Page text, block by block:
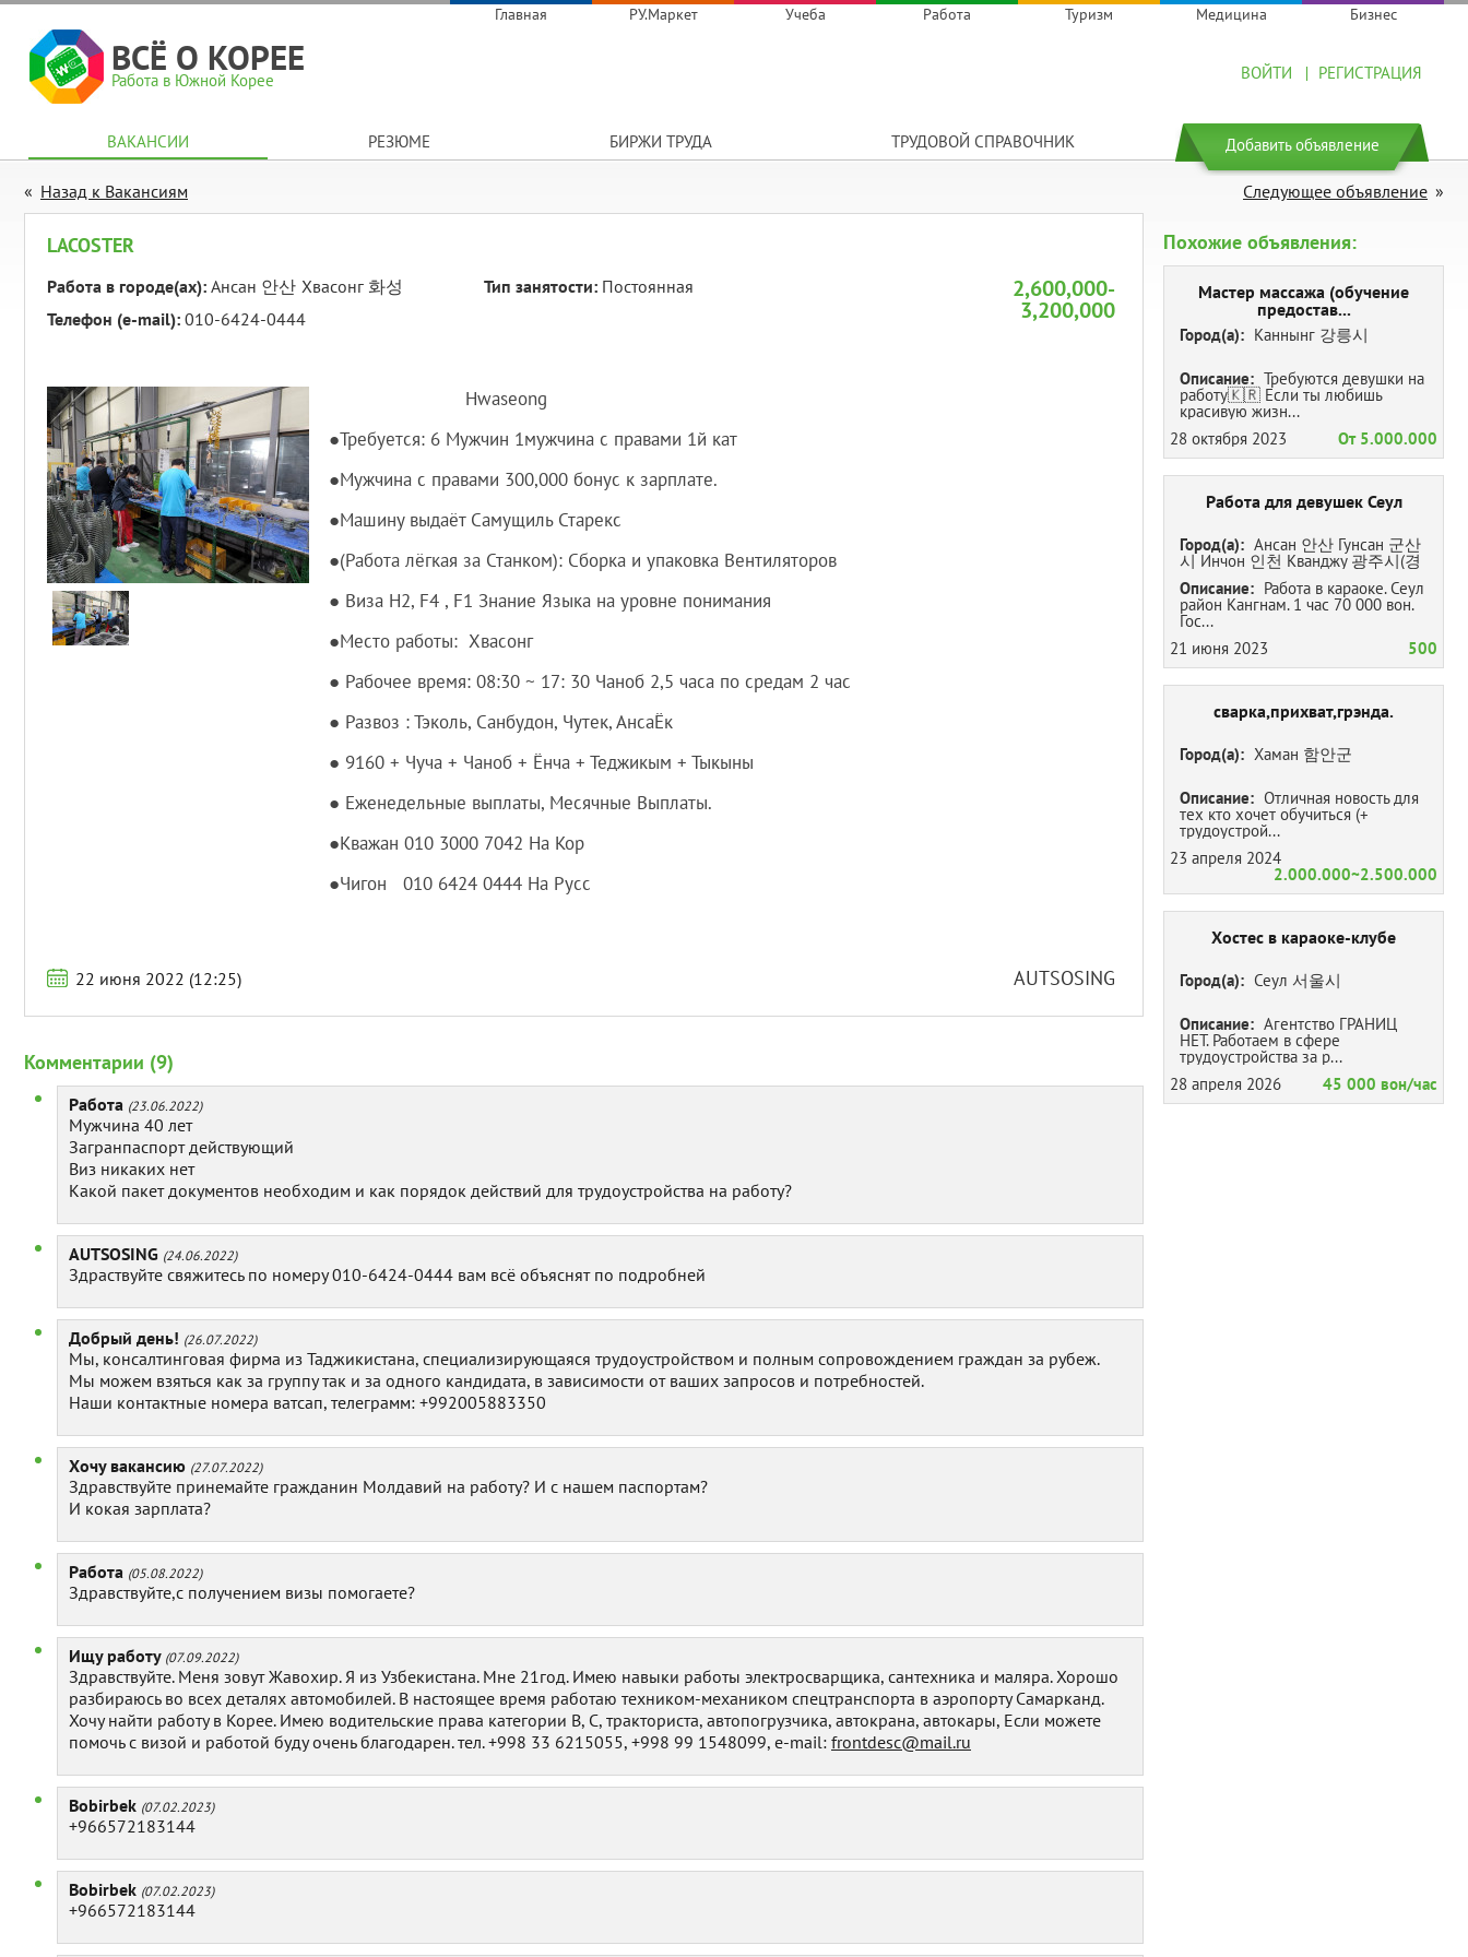
Главная РУ.Маркет Учеба Работа Туризм Медицина Бизнес
ВСЁ О КОРЕЕ
Работа в Южной Корее ВОЙТИ РЕГИСТРАЦИЯ
ВАКАНСИИ РЕЗЮМЕ БИРЖИ ТРУДА ТРУДОВОЙ СПРАВОЧНИК Добавить объявление
Назад к Вакансиям Следующее объявление
LACOSTER
Работа в городе(ах): Ансан 안산 Хвасонг 화성 Тип занятости: Постоянная
Телефон (e-mail): 010-6424-0444
2,600,000-
3,200,000
Hwaseong
●Требуется: 6 Мужчин 1мужчина с правами 1й кат
●Мужчина с правами 300,000 бонус к зарплате.
●Машину выдаёт Самущиль Старекс
●(Работа лёгкая за Станком): Сборка и упаковка Вентиляторов
● Виза H2, F4 , F1 Знание Языка на уровне понимания
●Место работы: Хвасонг
● Рабочее время: 08:30 ~ 17: 30 Чаноб 2,5 часа по средам 2 час
● Развоз : Тэколь, Санбудон, Чутек, АнсаЁк
● 9160 + Чуча + Чаноб + Ёнча + Теджикым + Тыкыны
● Еженедельные выплаты, Месячные Выплаты.
●Кважан 010 3000 7042 На Кор
●Чигон 010 6424 0444 На Русс
22 июня 2022 (12:25) AUTSOSING
Комментарии (9)
Работа (23.06.2022)
Мужчина 40 лет
Загранпаспорт действующий
Виз никаких нет
Какой пакет документов необходим и как порядок действий для трудоустройства на работу?
AUTSOSING (24.06.2022)
Здраствуйте свяжитесь по номеру 010-6424-0444 вам всё объяснят по подробней
Добрый день! (26.07.2022)
Мы, консалтинговая фирма из Таджикистана, специализирующаяся трудоустройством и полным сопровождением граждан за рубеж.
Мы можем взяться как за группу так и за одного кандидата, в зависимости от ваших запросов и потребностей.
Наши контактные номера ватсап, телеграмм: +992005883350
Хочу вакансию (27.07.2022)
Здравствуйте принемайте гражданин Молдавий на работу? И с нашем паспортам?
И кокая зарплата?
Работа (05.08.2022)
Здравствуйте,с получением визы помогаете?
Ищу работу (07.09.2022)
Здравствуйте. Меня зовут Жавохир. Я из Узбекистана. Мне 21год. Имею навыки работы электросварщика, сантехника и маляра. Хорошо
разбираюсь во всех деталях автомобилей. В настоящее время работаю техником-механиком спецтранспорта в аэропорту Самарканд.
Хочу найти работу в Корее. Имею водительские права категории В, С, тракториста, автопогрузчика, автокрана, автокары, Если можете
помочь с визой и работой буду очень благодарен. тел. +998 33 6215055, +998 99 1548099, e-mail: frontdesc@mail.ru
Bobirbek (07.02.2023)
+966572183144
Bobirbek (07.02.2023)
+966572183144
Похожие объявления:
Мастер массажа (обучение
предостав...
Город(а): Каннынг 강릉시
Описание: Требуются девушки на
работу🇰🇷 Если ты любишь
красивую жизн...
28 октября 2023
От 5.000.000
Работа для девушек Сеул
Город(а): Ансан 안산 Гунсан 군산
시 Инчон 인천 Кванджу 광주시(경
기) Кванджу 광주(전라남도) Сеул
서울시
Описание: Работа в караоке. Сеул
район Кангнам. 1 час 70 000 вон.
Гос...
21 июня 2023
500
сваркa,прихват,грэнда.
Город(а): Хаман 함안군
Описание: Отличная новость для
тех кто хочет обучиться (+
трудоустрой...
23 апреля 2024
2.000.000~2.500.000
Хостес в караоке-клубе
Город(а): Сеул 서울시
Описание: Агентство ГРАНИЦ
НЕТ. Работаем в сфере
трудоустройства за р...
28 апреля 2026
45 000 вон/час